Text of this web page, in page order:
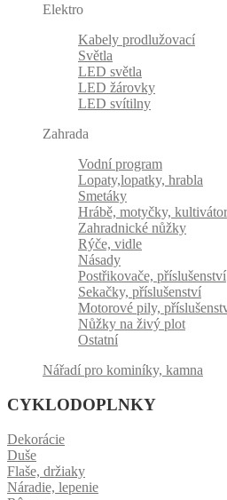
Elektro
Kabely prodlužovací
Světla
LED světla
LED žárovky
LED svítilny
Zahrada
Vodní program
Lopaty,lopatky, hrabla
Smetáky
Hrábě, motyčky,
Zahradnické nůžky
Rýče, vidle
Násady
Postřikovače, příslušenství
Sekačky, příslušenství
Motorové pily,
Nůžky na živý plot
Ostatní
Nářadí pro kominíky, kamna
CYKLODOPLNKY
Dekorácie
Duše
Flaše, držiaky
Náradie, lepenie